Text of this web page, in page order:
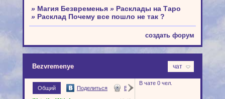
» Магия Безвременья » Расклады на Таро
» Расклад Почему все пошло не так ?
создать форум